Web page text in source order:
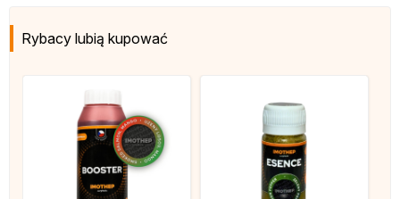
Rybacy lubią kupować